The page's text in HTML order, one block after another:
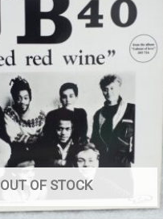
OUT OF STOCK